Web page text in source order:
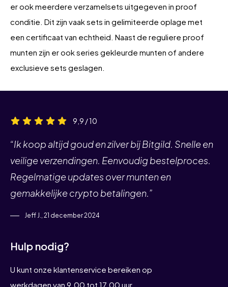
er ook meerdere verzamelsets uitgegeven in proof
conditie. Dit zijn vaak sets in gelimiteerde oplage met
een certificaat van echtheid. Naast de reguliere proof
munten zijn er ook series gekleurde munten of andere
exclusieve sets geslagen.
9,9 / 10
“Ik koop altijd goud en zilver bij Bitgild. Snelle en
veilige verzendingen. Eenvoudig bestelproces.
Regelmatige updates over munten en
gemakkelijke crypto betalingen.”
Jeff J., 21 december 2024
Hulp nodig?
U kunt onze klantenservice bereiken op
werkdagen van 9.00 tot 17.00 uur.